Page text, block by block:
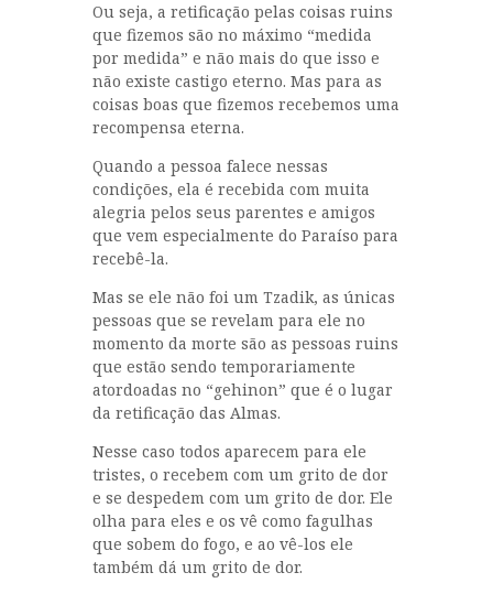
Ou seja, a retificação pelas coisas ruins
que fizemos são no máximo “medida
por medida” e não mais do que isso e
não existe castigo eterno. Mas para as
coisas boas que fizemos recebemos uma
recompensa eterna.
Quando a pessoa falece nessas
condições, ela é recebida com muita
alegria pelos seus parentes e amigos
que vem especialmente do Paraíso para
recebê-la.
Mas se ele não foi um Tzadik, as únicas
pessoas que se revelam para ele no
momento da morte são as pessoas ruins
que estão sendo temporariamente
atordoadas no “gehinon” que é o lugar
da retificação das Almas.
Nesse caso todos aparecem para ele
tristes, o recebem com um grito de dor
e se despedem com um grito de dor. Ele
olha para eles e os vê como fagulhas
que sobem do fogo, e ao vê-los ele
também dá um grito de dor.